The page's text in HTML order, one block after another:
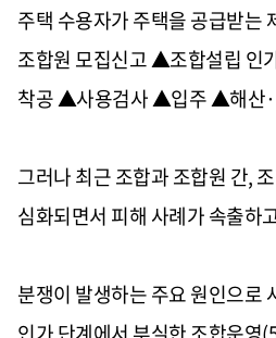
주택 수용자가 주택을 공급받는
조합원 모집신고▲조합설립 인
착공▲사용검사▲입주▲해산·
그러나 최근 조합과 조합원 간,
심화되면서 피해 사례가 속출하
분쟁이 발생하는 주요 원인으로